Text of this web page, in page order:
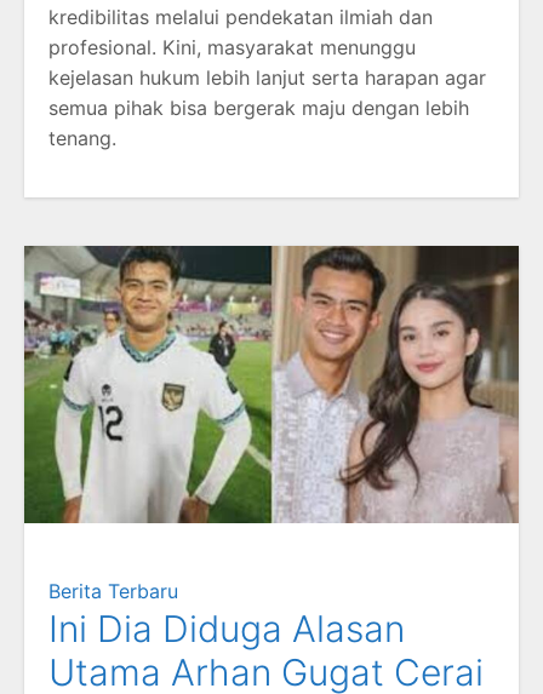
kredibilitas melalui pendekatan ilmiah dan
profesional. Kini, masyarakat menunggu
kejelasan hukum lebih lanjut serta harapan agar
semua pihak bisa bergerak maju dengan lebih
tenang.
Berita Terbaru
Ini Dia Diduga Alasan
Utama Arhan Gugat Cerai